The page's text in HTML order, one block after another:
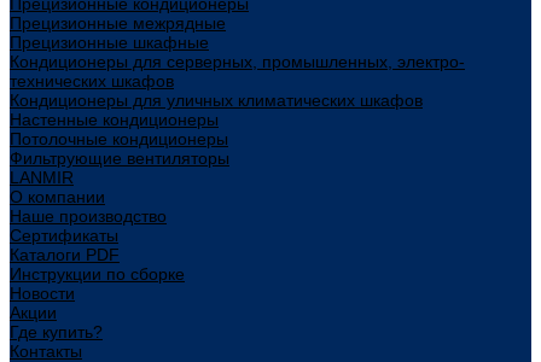
Прецизионные межрядные
Прецизионные шкафные
Кондиционеры для серверных, промышленных, электро-
технических шкафов
Кондиционеры для уличных климатических шкафов
Настенные кондиционеры
Потолочные кондиционеры
Фильтрующие вентиляторы
LANMIR
О компании
Наше производство
Сертификаты
Каталоги PDF
Инструкции по сборке
Новости
Акции
Где купить?
Контакты